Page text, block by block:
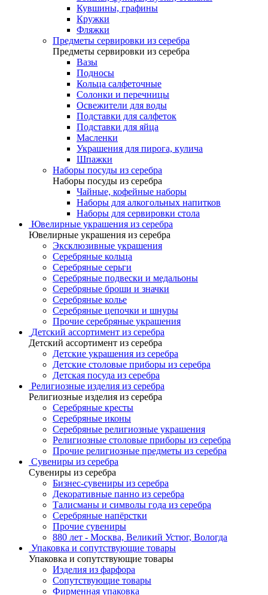
Кувшины, графины
Кружки
Фляжки
Предметы сервировки из серебра
Предметы сервировки из серебра
Вазы
Подносы
Кольца салфеточные
Солонки и перечницы
Освежители для воды
Подставки для салфеток
Подставки для яйца
Масленки
Украшения для пирога, кулича
Шпажки
Наборы посуды из серебра
Наборы посуды из серебра
Чайные, кофейные наборы
Наборы для алкогольных напитков
Наборы для сервировки стола
Ювелирные украшения из серебра
Ювелирные украшения из серебра
Эксклюзивные украшения
Серебряные кольца
Серебряные серьги
Серебряные подвески и медальоны
Серебряные броши и значки
Серебряные колье
Серебряные цепочки и шнуры
Прочие серебряные украшения
Детский ассортимент из серебра
Детский ассортимент из серебра
Детские украшения из серебра
Детские столовые приборы из серебра
Детская посуда из серебра
Религиозные изделия из серебра
Религиозные изделия из серебра
Серебряные кресты
Серебряные иконы
Серебряные религиозные украшения
Религиозные столовые приборы из серебра
Прочие религиозные предметы из серебра
Сувениры из серебра
Сувениры из серебра
Бизнес-сувениры из серебра
Декоративные панно из серебра
Талисманы и символы года из серебра
Серебряные напёрстки
Прочие сувениры
880 лет - Москва, Великий Устюг, Вологда
Упаковка и сопутствующие товары
Упаковка и сопутствующие товары
Изделия из фарфора
Сопутствующие товары
Фирменная упаковка